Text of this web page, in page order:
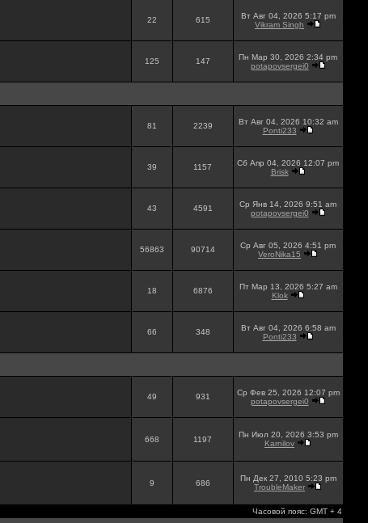
22 615
Вт Авг 04, 2026 5:17 pm
Vikram Singh
125 147
Пн Мар 30, 2026 2:34 pm
potapovsergei0
81 2239
Вт Авг 04, 2026 10:32 am
Ponti233
39 1157
Сб Апр 04, 2026 12:07 pm
Brisk
43 4591
Ср Янв 14, 2026 9:51 am
potapovsergei0
56863 90714
Ср Авг 05, 2026 4:51 pm
VeroNika15
18 6876
Пт Мар 13, 2026 5:27 am
Klok
66 348
Вт Авг 04, 2026 6:58 am
Ponti233
49 931
Ср Фев 25, 2026 12:07 pm
potapovsergei0
668 1197
Пн Июл 20, 2026 3:53 pm
Karnilov
9 686
Пн Дек 27, 2010 5:23 pm
TroubleMaker
Часовой пояс: GMT + 4